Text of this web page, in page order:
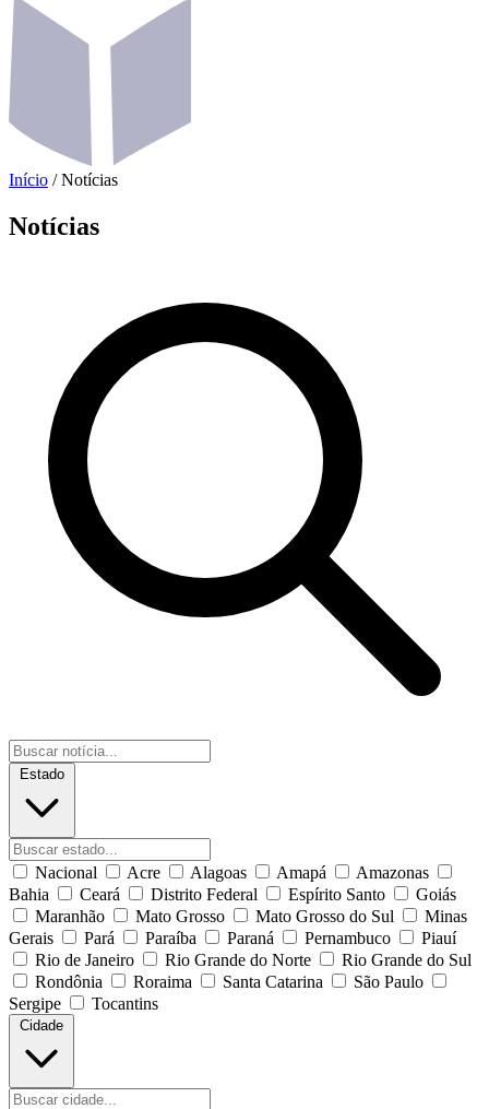
Início / Notícias
Notícias
Estado
Nacional Acre Alagoas Amapá
Amazonas
Bahia
Ceará Distrito Federal Espírito Santo
Goiás
Maranhão
Mato Grosso Mato Grosso do Sul
Minas
Gerais
Pará Paraíba Paraná Pernambuco
Piauí
Rio de Janeiro
Rio Grande do Norte
Rio Grande do Sul
Rondônia
Roraima Santa Catarina
São Paulo
Sergipe
Tocantins
Cidade